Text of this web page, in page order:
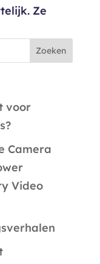
Ze
voor
Camera
Video